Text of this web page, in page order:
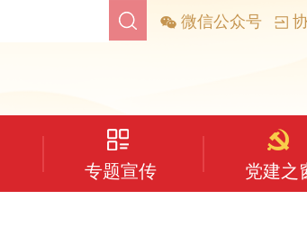
微信公众号
专题宣传 党建之